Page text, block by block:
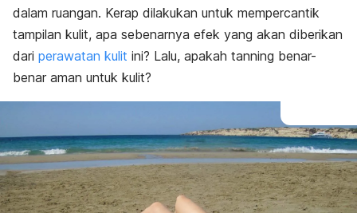
dalam ruangan. Kerap dilakukan untuk mempercantik
tampilan kulit, apa sebenarnya efek yang akan diberikan
dari perawatan kulit ini? Lalu, apakah tanning benar-
benar aman untuk kulit?